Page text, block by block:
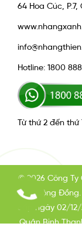
64 Hoa Cúc, P.7,
Hotline: 1800
Từ thứ 2 đến thứ
© 2026 Công Ty
Khỏe Cộng Đồng.
cấp ngày 02/12/
Quận Bình